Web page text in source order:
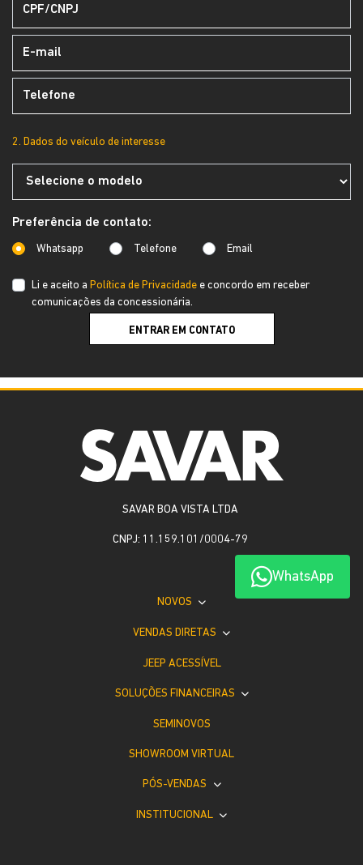
2. Dados do veículo de interesse
Preferência de contato:
Whatsapp Telefone Email
Li e aceito a Política de Privacidade e concordo em receber
comunicações da concessionária.
ENTRAR EM CONTATO
WhatsApp
SAVAR BOA VISTA LTDA
CNPJ: 11.159.101/0004-79
NOVOS
VENDAS DIRETAS
JEEP ACESSÍVEL
SOLUÇÕES FINANCEIRAS
SEMINOVOS
SHOWROOM VIRTUAL
PÓS-VENDAS
INSTITUCIONAL